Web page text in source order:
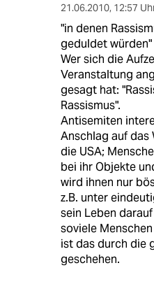
21.06.2010, 12:57
"in denen
geduldet würden"
Wer sich die
Veranstaltung
gesagt hat:
Rassismus".
Antisemiten
Anschlag auf das
die USA;
bei ihr Objekte
wird ihnen nur
z.B. unter
sein Leben
soviele
ist das durch die
geschehen.